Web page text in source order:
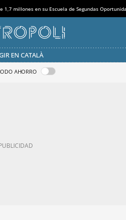
1,7 millones en su Escuela de Segundas
EN CATALÀ
AHORRO